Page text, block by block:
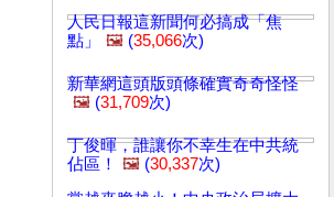
人民日報這新聞何必搞成「焦
點」
🖼️ (35,066次)
新華網這頭版頭條確實奇奇怪怪
🖼️ (31,709次)
丁俊暉，誰讓你不幸生在中共統
佔區！
🖼️ (30,337次)